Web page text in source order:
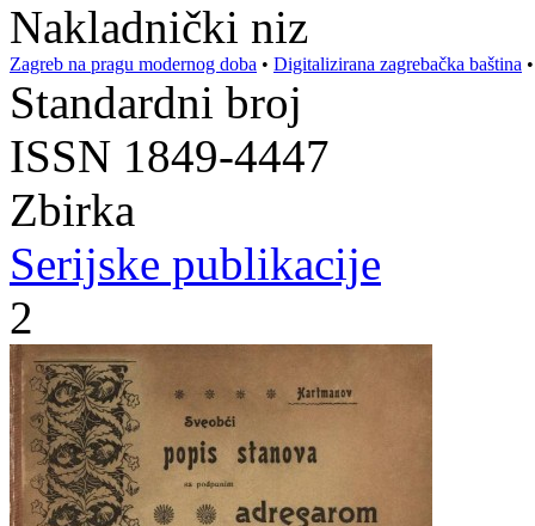
Nakladnički niz
Zagreb na pragu modernog doba • Digitalizirana zagrebačka baština
Standardni broj
ISSN 1849-4447
Zbirka
Serijske publikacije
2